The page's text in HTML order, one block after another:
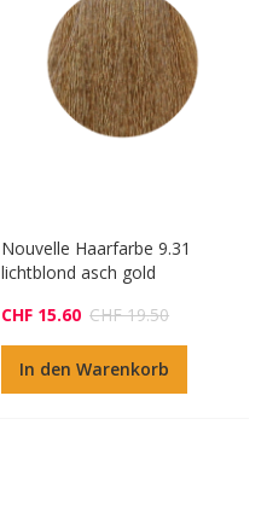
Nouvelle Haarfarbe 9.31
lichtblond asch gold
CHF 15.60 CHF 19.50
In den Warenkorb